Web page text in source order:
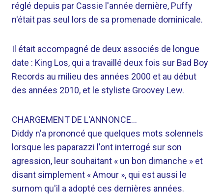
réglé depuis par Cassie l'année dernière, Puffy
n'était pas seul lors de sa promenade dominicale.
Il était accompagné de deux associés de longue
date : King Los, qui a travaillé deux fois sur Bad Boy
Records au milieu des années 2000 et au début
des années 2010, et le styliste Groovey Lew.
CHARGEMENT DE L'ANNONCE…
Diddy n'a prononcé que quelques mots solennels
lorsque les paparazzi l'ont interrogé sur son
agression, leur souhaitant « un bon dimanche » et
disant simplement « Amour », qui est aussi le
surnom qu'il a adopté ces dernières années.